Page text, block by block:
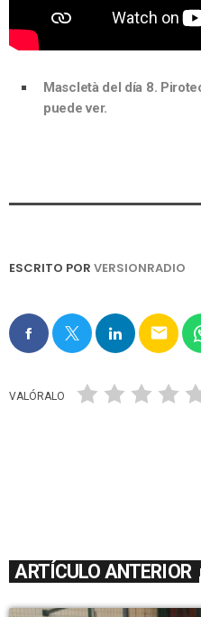
Mascletà del día 8.
puede ver.
ESCRITO POR VERSIONRADIO
email
VALÓRALO
ARTÍCULO ANTERIOR